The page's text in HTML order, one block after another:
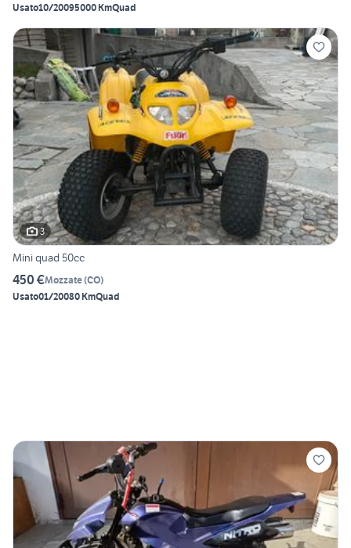
Usato10/20095000 KmQuad
3
Mini quad 50cc
450 €Mozzate(CO)
Usato01/20080 KmQuad